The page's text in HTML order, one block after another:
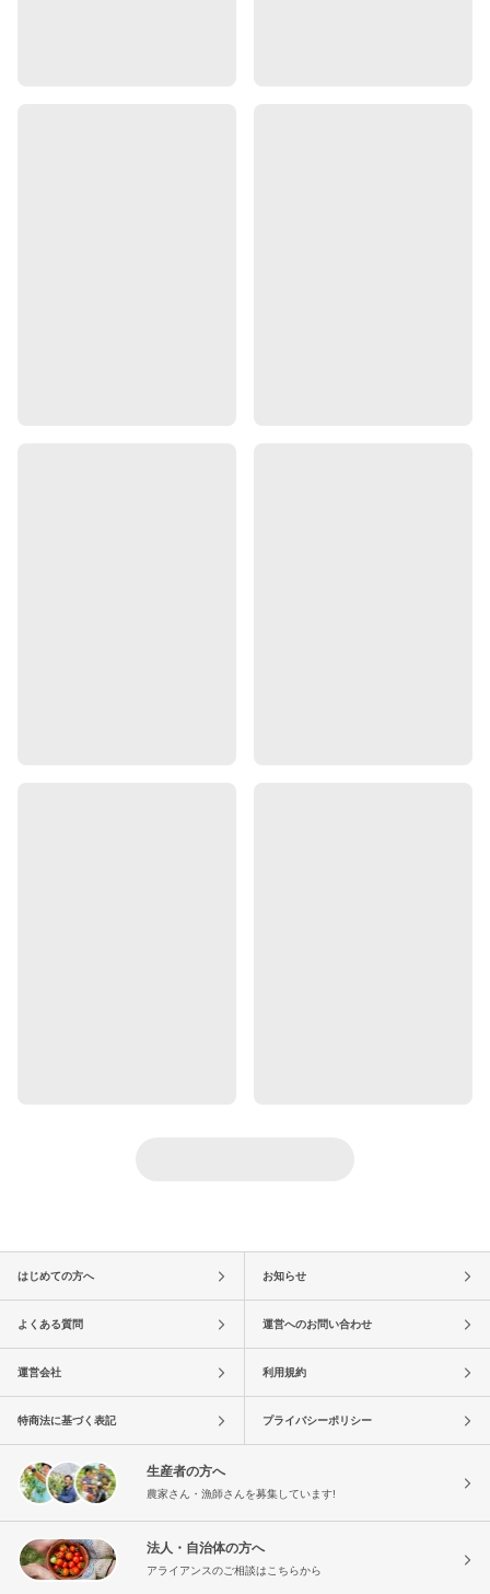
はじめての方へ お知らせ
よくある質問 運営へのお問い合わせ
運営会社 利用規約
特商法に基づく表記 プライバシーポリシー
生産者の方へ
農家さん・漁師さんを募集しています!
法人・自治体の方へ
アライアンスのご相談はこちらから